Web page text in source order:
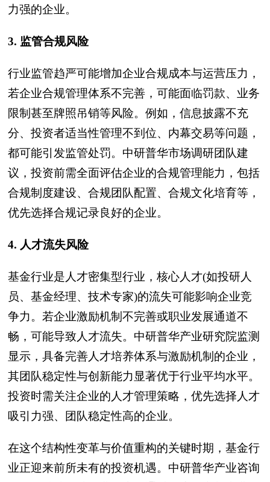
力强的企业。
3. 监管合规风险
行业监管趋严可能增加企业合规成本与运营压力，
若企业合规管理体系不完善，可能面临罚款、业务
限制甚至牌照吊销等风险。例如，信息披露不充
分、投资者适当性管理不到位、内幕交易等问题，
都可能引发监管处罚。中研普华市场调研团队建
议，投资前需全面评估企业的合规管理能力，包括
合规制度建设、合规团队配置、合规文化培育等，
优先选择合规记录良好的企业。
4. 人才流失风险
基金行业是人才密集型行业，核心人才(如投研人
员、基金经理、技术专家)的流失可能影响企业竞
争力。若企业激励机制不完善或职业发展通道不
畅，可能导致人才流失。中研普华产业研究院监测
显示，具备完善人才培养体系与激励机制的企业，
其团队稳定性与创新能力显著优于行业平均水平。
投资时需关注企业的人才管理策略，优先选择人才
吸引力强、团队稳定性高的企业。
在这个结构性变革与价值重构的关键时期，基金行
业正迎来前所未有的投资机遇。中研普华产业咨询